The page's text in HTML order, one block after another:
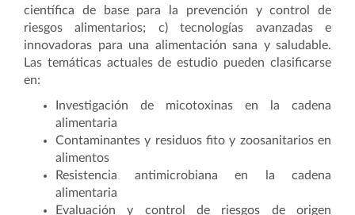
científica de base para la prevención y control de
riesgos alimentarios; c) tecnologías avanzadas e
innovadoras para una alimentación sana y saludable.
Las temáticas actuales de estudio pueden clasificarse
en:
Investigación de micotoxinas en la cadena
alimentaria
Contaminantes y residuos fito y zoosanitarios en
alimentos
Resistencia antimicrobiana en la cadena
alimentaria
Evaluación y control de riesgos de origen